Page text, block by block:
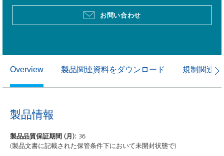
お問い合わせ
Overview 製品関連資料をダウンロード 規制関連
製品情報
製品品質保証期間 (月): 36
(製品文書に記載された保管条件下において未開封状態で)